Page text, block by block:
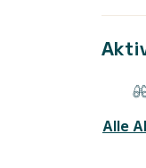
den
Die
Alle